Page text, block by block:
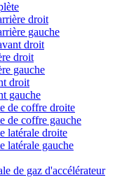
droit
gauche
droit
droit
gauche
droit
gauche
de coffre droite
de coffre gauche
latérale droite
latérale gauche
de gaz d'accélérateur